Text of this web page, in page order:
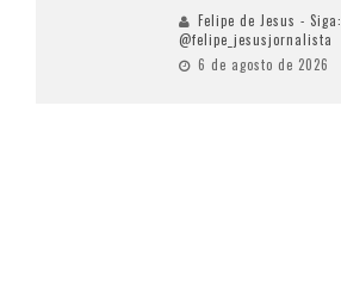
Felipe de Jesus - Siga:
@felipe_jesusjornalista
6 de agosto de 2026